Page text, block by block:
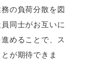
の負荷分散を図
同士がお互いに
めることで、ス
が期待できま